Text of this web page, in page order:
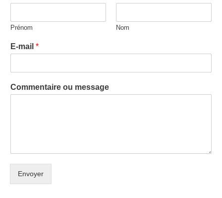
Prénom Nom
E-mail *
Commentaire ou message
Envoyer